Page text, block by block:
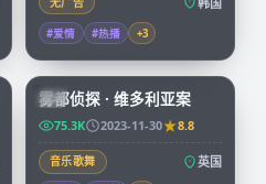
#爱情 #热播 +3
CN
68:22
雾都侦探 · 维多利亚案
75.3K 2023-11-30 8.8
音乐歌舞 英国